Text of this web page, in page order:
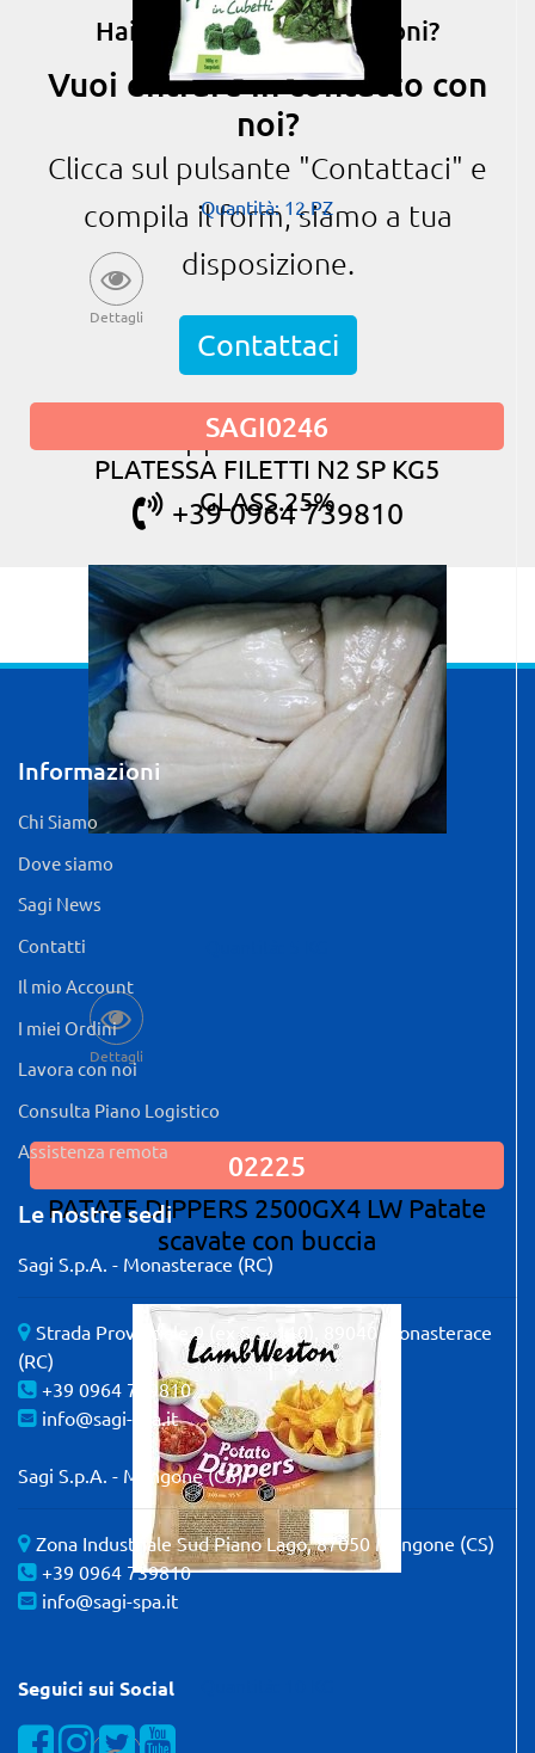
Quantità: 12 PZ
Dettagli
SAGI0246
PLATESSA FILETTI N2 SP KG5
GLASS.25%
Dettagli
02225
PATATE DIPPERS 2500GX4 LW Patate
scavate con buccia
Hai bisogno di informazioni?
Vuoi entrare in contatto con
noi?
Clicca sul pulsante "Contattaci" e
compila il form, siamo a tua
disposizione.
Contattaci
oppure chiama
+39 0964 739810
Informazioni
Chi Siamo
Dove siamo
Sagi News
Contatti
Il mio Account
I miei Ordini
Lavora con noi
Consulta Piano Logistico
Assistenza remota
Le nostre sedi
Sagi S.p.A. - Monasterace (RC)
Strada Provinciale 9 (ex S.S. 110), 89040 Monasterace
(RC)
+39 0964 739810
info@sagi-spa.it
Sagi S.p.A. - Mangone (CS)
Zona Industriale Sud Piano Lago, 87050 Mangone (CS)
+39 0964 739810
info@sagi-spa.it
Seguici sui Social
Visualizza la nostra pagina Facebook
Visualizza il nostro profilo Instagram
Visualizza il nostro profilo Twitter
Visualizza il nostro canale YOUTube